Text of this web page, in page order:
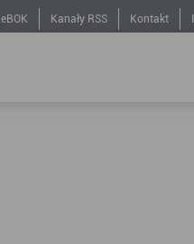
eBOK Kanały RSS Kontakt